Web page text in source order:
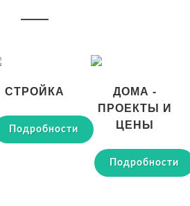
СТРОЙКА
Подробности
ДОМА -
ПРОЕКТЫ И
ЦЕНЫ
Подробности